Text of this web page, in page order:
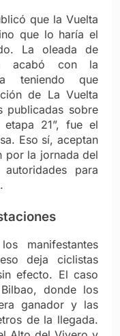
que la Vuelta
que lo haría el
La oleada de
acabó con la
teniendo que
de La Vuelta
publicadas sobre
21”, fue el
Eso sí, aceptan
por la jornada del
para
manifestantes
deja ciclistas
efecto. El caso
donde los
ganador y las
de la llegada.